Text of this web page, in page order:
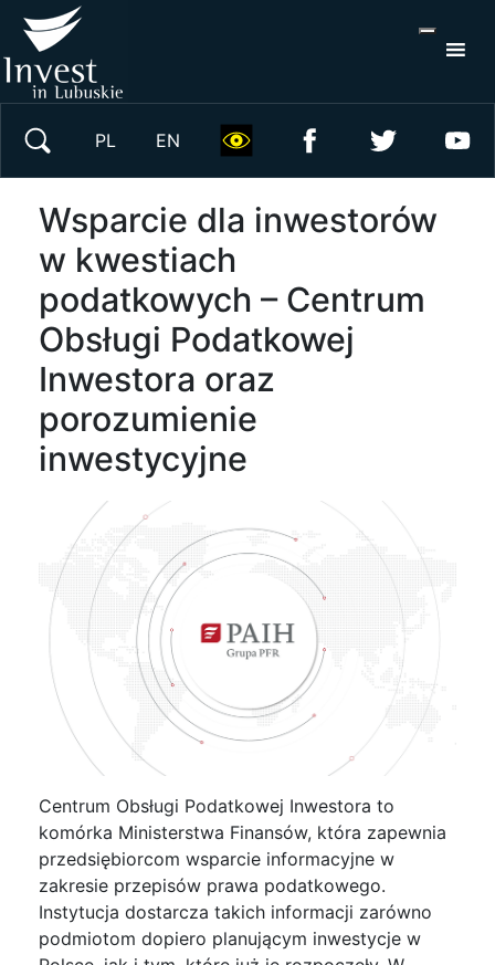
PL EN
Wsparcie dla inwestorów
w kwestiach
podatkowych – Centrum
Obsługi Podatkowej
Inwestora oraz
porozumienie
inwestycyjne
Centrum Obsługi Podatkowej Inwestora to
komórka Ministerstwa Finansów, która zapewnia
przedsiębiorcom wsparcie informacyjne w
zakresie przepisów prawa podatkowego.
Instytucja dostarcza takich informacji zarówno
podmiotom dopiero planującym inwestycje w
Wyszukaj w serwisie